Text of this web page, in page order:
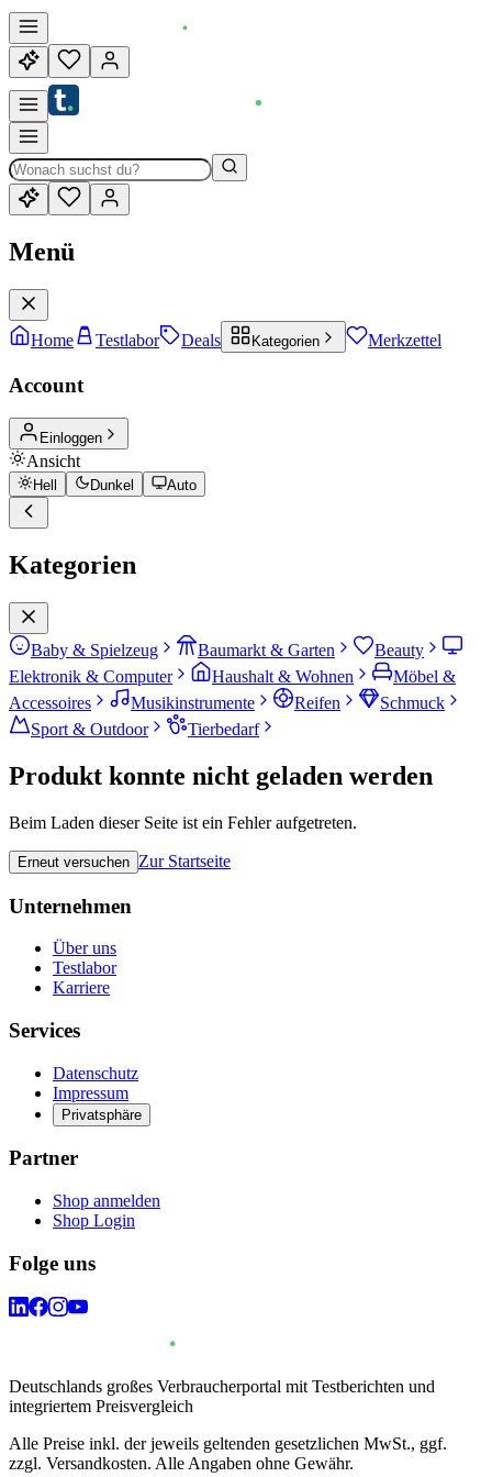
Menü
Home Testlabor Deals Kategorien Merkzettel
Account
Einloggen
Ansicht
Hell Dunkel Auto
Kategorien
Baby & Spielzeug Baumarkt & Garten
Beauty
Elektronik & Computer
Haushalt & Wohnen
Möbel &
Accessoires
Musikinstrumente Reifen
Schmuck
Sport & Outdoor
Tierbedarf
Produkt konnte nicht geladen werden
Beim Laden dieser Seite ist ein Fehler aufgetreten.
Erneut versuchen Zur Startseite
Unternehmen
Über uns
Testlabor
Karriere
Services
Datenschutz
Impressum
Privatsphäre
Partner
Shop anmelden
Shop Login
Folge uns
Deutschlands großes Verbraucherportal mit Testberichten und
integriertem Preisvergleich
Alle Preise inkl. der jeweils geltenden gesetzlichen MwSt., ggf.
zzgl. Versandkosten. Alle Angaben ohne Gewähr.